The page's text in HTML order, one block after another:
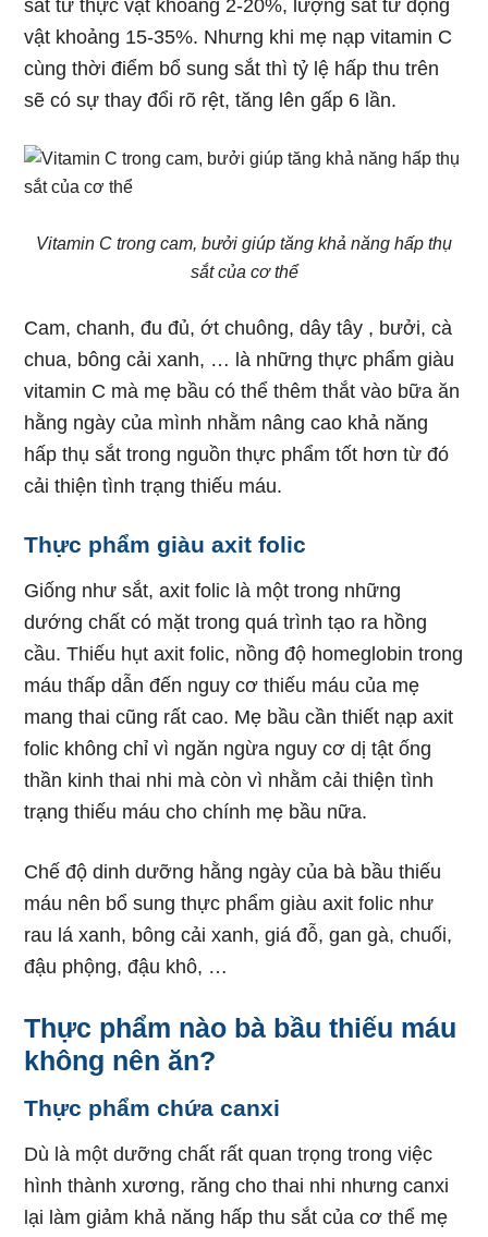
sắt từ thực vật khoảng 2-20%, lượng sắt từ động
vật khoảng 15-35%. Nhưng khi mẹ nạp vitamin C
cùng thời điểm bổ sung sắt thì tỷ lệ hấp thu trên
sẽ có sự thay đổi rõ rệt, tăng lên gấp 6 lần.
Vitamin C trong cam, bưởi giúp tăng khả năng hấp thụ
sắt của cơ thể
Cam, chanh, đu đủ, ớt chuông, dây tây , bưởi, cà
chua, bông cải xanh, … là những thực phẩm giàu
vitamin C mà mẹ bầu có thể thêm thắt vào bữa ăn
hằng ngày của mình nhằm nâng cao khả năng
hấp thụ sắt trong nguồn thực phẩm tốt hơn từ đó
cải thiện tình trạng thiếu máu.
Thực phẩm giàu axit folic
Giống như sắt, axit folic là một trong những
dướng chất có mặt trong quá trình tạo ra hồng
cầu. Thiếu hụt axit folic, nồng độ homeglobin trong
máu thấp dẫn đến nguy cơ thiếu máu của mẹ
mang thai cũng rất cao. Mẹ bầu cần thiết nạp axit
folic không chỉ vì ngăn ngừa nguy cơ dị tật ống
thần kinh thai nhi mà còn vì nhằm cải thiện tình
trạng thiếu máu cho chính mẹ bầu nữa.
Chế độ dinh dưỡng hằng ngày của bà bầu thiếu
máu nên bổ sung thực phẩm giàu axit folic như
rau lá xanh, bông cải xanh, giá đỗ, gan gà, chuối,
đậu phộng, đậu khô, …
Thực phẩm nào bà bầu thiếu máu
không nên ăn?
Thực phẩm chứa canxi
Dù là một dưỡng chất rất quan trọng trong việc
hình thành xương, răng cho thai nhi nhưng canxi
lại làm giảm khả năng hấp thu sắt của cơ thể mẹ